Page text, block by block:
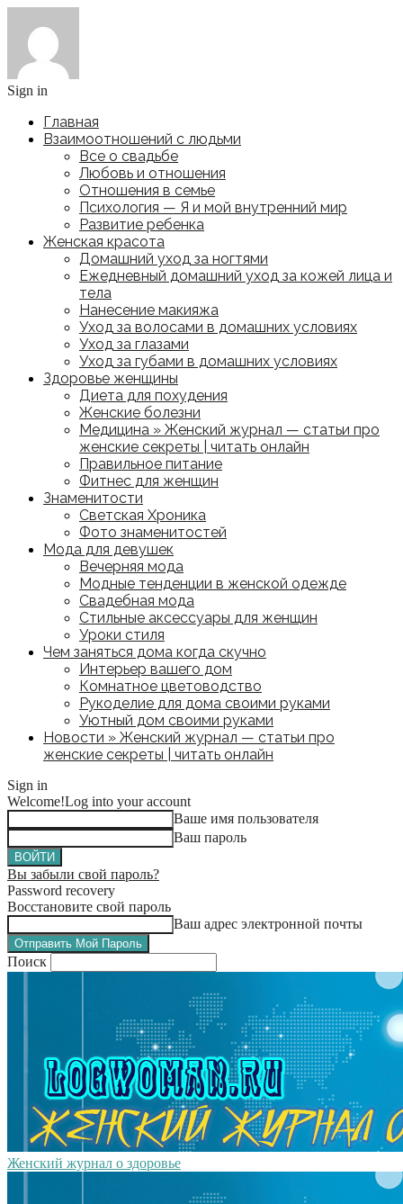
Sign in
Главная
Взаимоотношений с людьми
Все о свадьбе
Любовь и отношения
Отношения в семье
Психология — Я и мой внутренний мир
Развитие ребенка
Женская красота
Домашний уход за ногтями
Ежедневный домашний уход за кожей лица и
тела
Нанесение макияжа
Уход за волосами в домашних условиях
Уход за глазами
Уход за губами в домашних условиях
Здоровье женщины
Диета для похудения
Женские болезни
Медицина » Женский журнал — статьи про
женские секреты | читать онлайн
Правильное питание
Фитнес для женщин
Знаменитости
Светская Хроника
Фото знаменитостей
Мода для девушек
Вечерняя мода
Модные тенденции в женской одежде
Свадебная мода
Стильные аксессуары для женщин
Уроки стиля
Чем заняться дома когда скучно
Интерьер вашего дом
Комнатное цветоводство
Рукоделие для дома своими руками
Уютный дом своими руками
Новости » Женский журнал — статьи про
женские секреты | читать онлайн
Sign in
Welcome!Log into your account
Ваше имя пользователя
Ваш пароль
Вы забыли свой пароль?
Password recovery
Восстановите свой пароль
Ваш адрес электронной почты
Поиск
Женский журнал о здоровье